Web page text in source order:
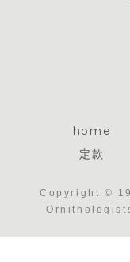
home
定款
Copyright ©